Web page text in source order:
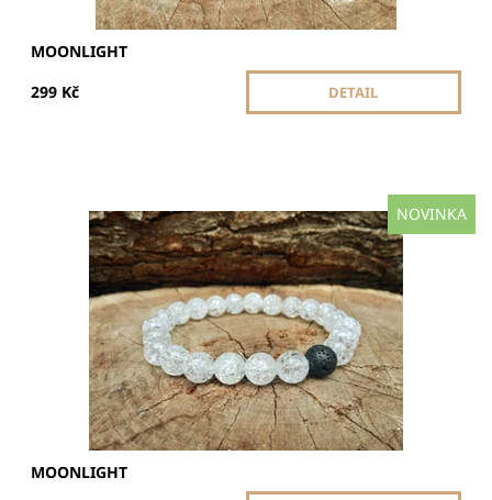
MOONLIGHT
299 Kč
DETAIL
NOVINKA
Náramek pro harmonii, ochranu a vitalitu. Křišťál pukaný
a Láva posiluje soustředění, potlačuje stres a pomáhá
zůstat vnitřně vyrovnaný.
Dostupnost:
Skladem
MOONLIGHT